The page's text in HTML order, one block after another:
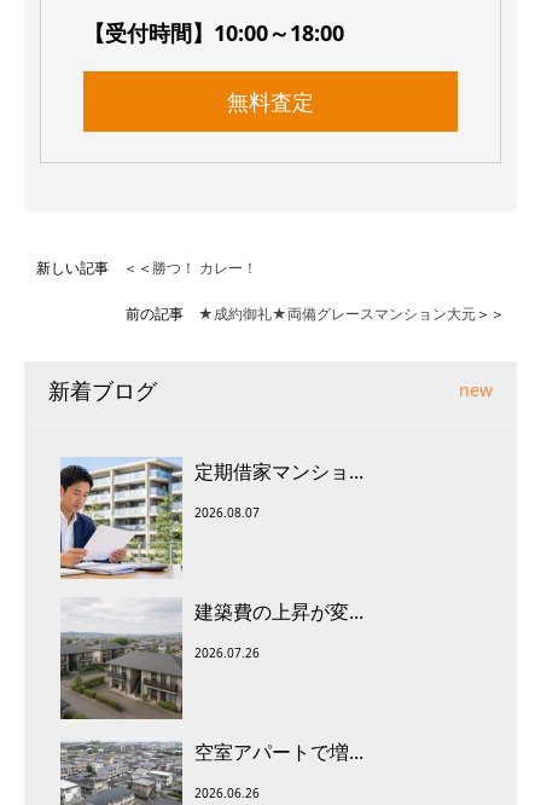
【受付時間】10:00～18:00
無料査定
新しい記事 ＜＜ 勝つ！ カレー！
前の記事 ★成約御礼★両備グレースマンション大元＞＞
新着ブログ new
定期借家マンショ...
2026.08.07
建築費の上昇が変...
2026.07.26
空室アパートで増...
2026.06.26